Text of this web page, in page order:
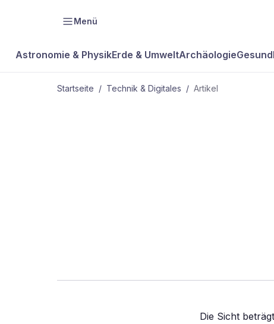
Menü
Astronomie & PhysikErde & UmweltArchäologie
Startseite / Technik & Digitales / Artikel
Die Sicht